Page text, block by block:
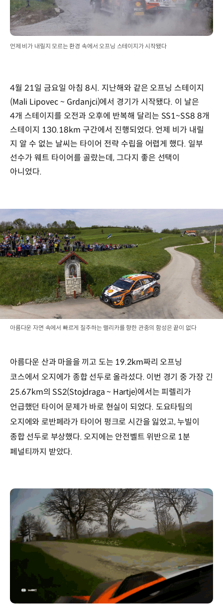
언제 비가 내릴지 모르는 환경 속에서 오프닝 스테이지가 시작됐다
4월 21일 금요일 아침 8시. 지난해와 같은 오프닝 스테이지
(Mali Lipovec ~ Grdanjci)에서 경기가 시작됐다. 이 날은
4개 스테이지를 오전과 오후에 반복해 달리는 SS1~SS8 8개
스테이지 130.18km 구간에서 진행되었다. 언제 비가 내릴
지 알 수 없는 날씨는 타이어 전략 수립을 어렵게 했다. 일부
선수가 웨트 타이어를 골랐는데, 그다지 좋은 선택이
아니었다.
아름다운 자연 속에서 빠르게 질주하는 랠리카를 향한 관중의 함성은 끝이 없다
아름다운 산과 마을을 끼고 도는 19.2km짜리 오프닝
코스에서 오지에가 종합 선두로 올라섰다. 이번 경기 중 가장 긴
25.67km의 SS2(Stojdraga ~ Hartje)에서는 피렐리가
언급했던 타이어 문제가 바로 현실이 되었다. 도요타팀의
오지에와 로반페라가 타이어 펑크로 시간을 잃었고, 누빌이
종합 선두로 부상했다. 오지에는 안전벨트 위반으로 1분
페널티까지 받았다.